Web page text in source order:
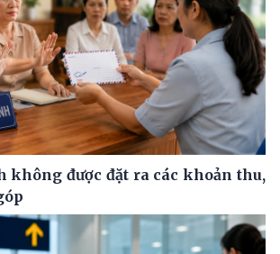
không được đặt ra các khoản thu,